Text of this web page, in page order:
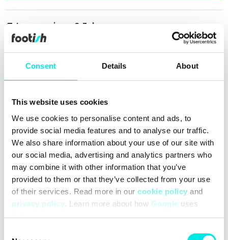
Consent Details About
This website uses cookies
We use cookies to personalise content and ads, to
provide social media features and to analyse our traffic.
We also share information about your use of our site with
our social media, advertising and analytics partners who
may combine it with other information that you’ve
provided to them or that they’ve collected from your use
of their services. Read more in our cookie policy and
privacy policy. Learn more about how Google uses
data.
Leverans inom 2-3 dagar
Alltid 30 dagars returrätt
#sneakers #26q3 #black
Rengöring Leveranser Storleksguide